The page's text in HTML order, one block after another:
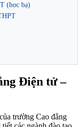
(học bạ)
Điện tử –
trường Cao đẳng